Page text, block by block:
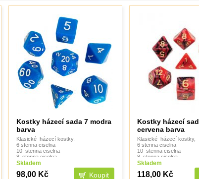
Kostky házecí sada 7 modra
barva
Klasické házecí kostky,
6 stenna ciselna
10 stenna ciselna
8 stenna ciselna
12 stenna ciselna
10 stenna procenta
Skladem
98,00 Kč
Kostky házecí
cervena barva
Klasické házecí kostky,
6 stenna ciselna
10 stenna ciselna
8 stenna ciselna
12 stenna ciselna
10 stenna procenta
Skladem
118,00 Kč